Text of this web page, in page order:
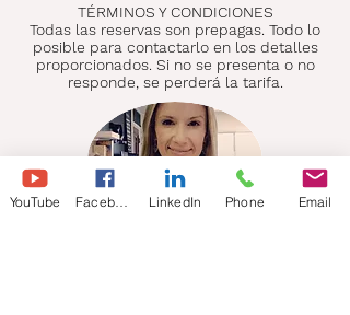
TÉRMINOS Y CONDICIONES
Todas las reservas son prepagas. Todo lo
posible para contactarlo en los detalles
proporcionados. Si no se presenta o no
responde, se perderá la tarifa.
YouTube LinkedIn Phone Email